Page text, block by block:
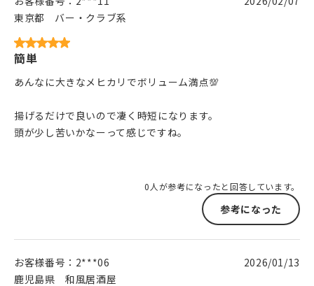
東京都
バー・クラブ系
簡単
あんなに大きなメヒカリでボリューム満点💯
揚げるだけで良いので凄く時短になります。
頭が少し苦いかなーって感じですね。
0人が参考になったと回答しています。
参考になった
お客様番号： 2***06
鹿児島県
和風居酒屋
2026/01/13